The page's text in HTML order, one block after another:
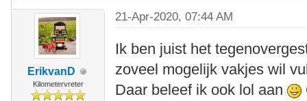
ErikvanD
Kilometervreter
21-Apr-2020, 07:44 AM
Ik ben juist het
zoveel mogelijk vakjes wil
Daar beleef ik ook lol aan